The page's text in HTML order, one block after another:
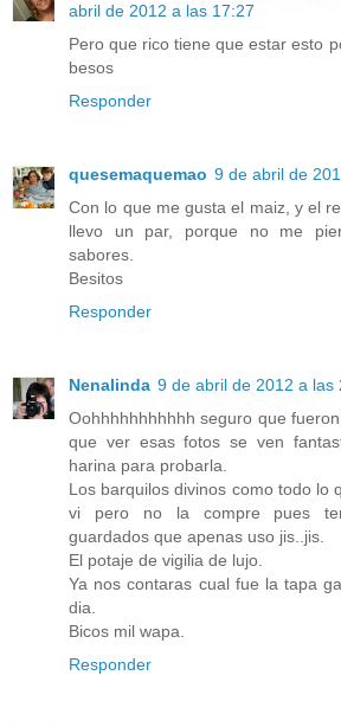
abril de 2012 a las 17:27
Pero que rico tiene que estar esto
besos
Responder
quesemaquemao 9 de abril de
Con lo que me gusta el maiz, y el
llevo un par, porque no me
sabores.
Besitos
Responder
Nenalinda 9 de abril de 2012 a las
Oohhhhhhhhhhh seguro que
que ver esas fotos se ven
harina para probarla.
Los barquilos divinos como todo lo
vi pero no la compre pues
guardados que apenas uso jis..jis.
El potaje de vigilia de lujo.
Ya nos contaras cual fue la tapa
dia.
Bicos mil wapa.
Responder